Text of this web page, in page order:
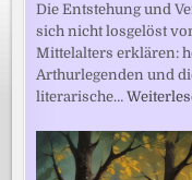
Die Entstehung und
sich nicht losgelöst
Mittelalters erklären:
Arthurlegenden und
literarische…